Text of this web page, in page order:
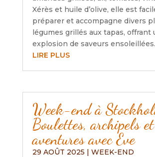
Xérès et huile d’olive, elle est
préparer et accompagne divers
légumes grillés aux tapas, offrant
explosion de saveurs ensoleillées.
LIRE PLUS
Week-end à
Boulettes, archipels et
aventures avec Eve
29 AOÛT 2025 | WEEK-END